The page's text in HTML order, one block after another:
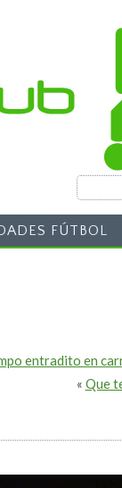
FÚTBOL
entradito en
« Que